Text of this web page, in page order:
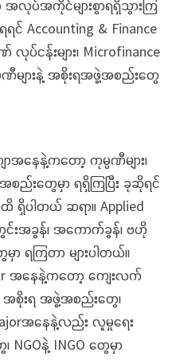
ပ်အကိုင်များစွာရရှိသွားကြ
င် Accounting & Finance
ငန်းများ၊ Microfinance
ပဏီများနဲ့ အစိုးရအဖွဲ့အစည်းတွေ
ာအနေနဲ့ကတော့ ကုမ္ပဏီများ၊
စည်းတွေမှာ ရရှိကြပြီး ခုဆိုရင်
ရှိပါတယ် ဆရာ။ Applied
းအခွန်၊ အကောက်ခွန်၊ ဗဟို
ာ ရကြတာ များပါတယ်။
အနေနဲ့ကတော့ ကျေးလက်
အစိုးရ အဖွဲ့အစည်းတွေ၊
အနေနဲ့လည်း လူမှုရေး
နဲ့ INGO တွေမှာ